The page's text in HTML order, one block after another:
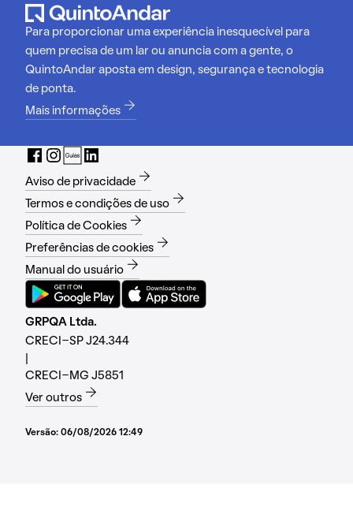
Para proporcionar uma experiência inesquecível para
quem precisa de um lar ou anuncia com a gente, o
QuintoAndar aposta em design, segurança e tecnologia
de ponta.
Mais informações
Aviso de privacidade
Termos e condições de uso
Política de Cookies
Preferências de cookies
Manual do usuário
GRPQA Ltda.
CRECI-SP J24.344
CRECI-MG J5851
Ver outros
Versão: 06/08/2026 12:49